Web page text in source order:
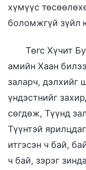
хүмүүс
боломжгүй зүйл
Төгс Хүчит
амийн Хаан
заларч, дэлхийг
үндэстнийг
сөгдөж, Түүнд
Түүнтэй
итгэсэн ч бай,
ч бай, зэрэг